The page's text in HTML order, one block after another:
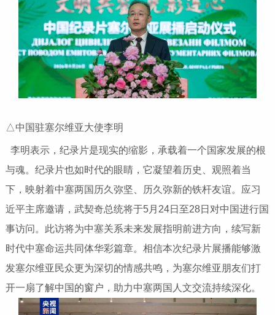
△中国驻塞尔维亚大使李明
李明表示，纪录片是现实的缩影，承载着一个国家发展的根
与魂。纪录片也如时代的眼睛，它凝望着历史、观照着当
下，映射着中塞两国历久弥坚、历久弥新的铁杆友谊。应习
近平主席邀请，武契奇总统将于5月24日至28日对中国进行国
事访问。此访将为中塞关系未来发展指明前进方向，续写新
时代中塞命运共同体华彩篇章。相信本次纪录片展播能够激
发塞尔维亚民众更为深切的情感共鸣，为塞尔维亚朋友们打
开一扇了解中国的窗户，助力中塞两国人文交流持续深化。